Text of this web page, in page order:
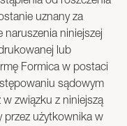
uznany za
naruszenia niniejszej
lub
Formica w postaci
sądowym
związku z niniejszą
przez użytkownika w